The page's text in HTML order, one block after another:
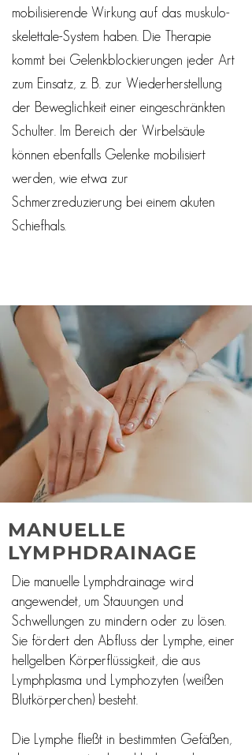
mobilisierende Wirkung auf das muskulo-
skelettale-System haben. Die Therapie
kommt bei Gelenkblockierungen jeder Art
zum Einsatz, z. B. zur Wiederherstellung
der Beweglichkeit einer eingeschränkten
Schulter. Im Bereich der Wirbelsäule
können ebenfalls Gelenke mobilisiert
werden, wie etwa zur
Schmerzreduzierung bei einem akuten
Schiefhals.
MANUELLE
LYMPHDRAINAGE
Die manuelle Lymphdrainage wird
angewendet, um Stauungen und
Schwellungen zu mindern oder zu lösen.
Sie fördert den Abfluss der Lymphe, einer
hellgelben Körperflüssigkeit, die aus
Lymphplasma und Lymphozyten (weißen
Blutkörperchen) besteht.
Die Lymphe fließt in bestimmten Gefäßen,